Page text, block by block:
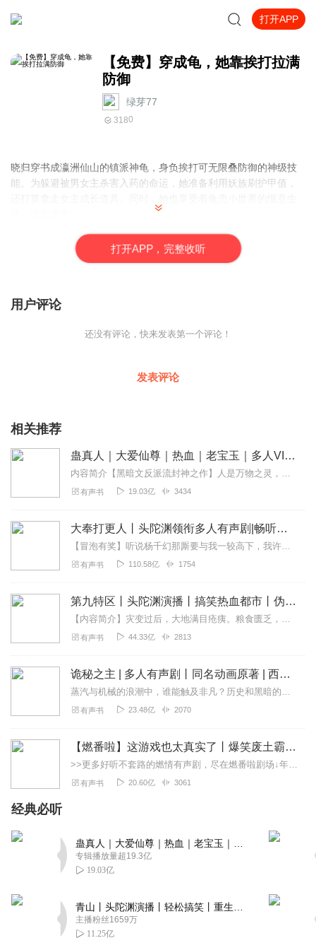
打开APP
【免费】穿成龟，她靠挨打拉满
防御
绿芽77
3180
晓归穿书成瀛洲仙山的镇派神龟，身负挨打可无限叠防御的神级技
能。为躲避被男女主杀害入药的命运，她准备利用妖族刷护甲值，
打开APP，完整收听
用户评论
还没有评论，快来发表第一个评论！
发表评论
相关推荐
蛊真人｜大爱仙尊｜热血｜老宝玉｜多人VIP免费有声剧
内容简介【黑暗文反派流封神之作】人是万物之灵，蛊是天地真精。一个穿越者不断重生的故事。一个养蛊、炼蛊、用蛊的奇特世界。配音组（男角色）老宝玉旁白...
有声书 19.03亿 3434
大奉打更人丨头陀渊领衔多人有声剧|畅听全集|王鹤棣、田曦薇主演影视剧原著|卖报小郎君
【冒泡有奖】听说杨千幻那厮要与我一较高下，我许七安要开始装叉了！快进入声音播放页戳下方输入框，冒个泡偷偷告诉我，我要用哪些诗词才能胜过他？说得好的，有赏！202...
有声书 110.58亿 1754
第九特区丨头陀渊演播丨搞笑热血都市丨伪戒丨VIP免费多人有声剧
【内容简介】灾变过后，大地满目疮痍。粮食匮乏，资源紧俏，局势混乱……一位从待规划区杀出来的青年，背对着漫天黄沙，孤身来到九区谋生，却不曾想偶然结识三五好友，一念...
有声书 44.33亿 2813
诡秘之主 | 多人有声剧丨同名动画原著 | 西幻克苏鲁 | 乌贼作品
蒸汽与机械的浪潮中，谁能触及非凡？历史和黑暗的迷雾里，又是谁在耳语？我从诡秘中醒来，睁眼看见这个世界：枪械，大炮，巨舰，飞空艇，差分机；魔药，占卜，诅咒，倒吊人...
有声书 23.48亿 2070
【燃番啦】这游戏也太真实了丨爆笑废土霸榜神作丨紫襟剧社制作
>>更多好听不套路的燃情有声剧，尽在燃番啦剧场↓年度重磅推荐本专辑为VIP免费专辑每天上午10点5集更新，订阅可以听到最新内容哦！每周抽一个专辑五星优质评论送...
有声书 20.60亿 3061
经典必听
专辑播放量超19.3亿
19.03亿
主播粉丝1659万
11.25亿